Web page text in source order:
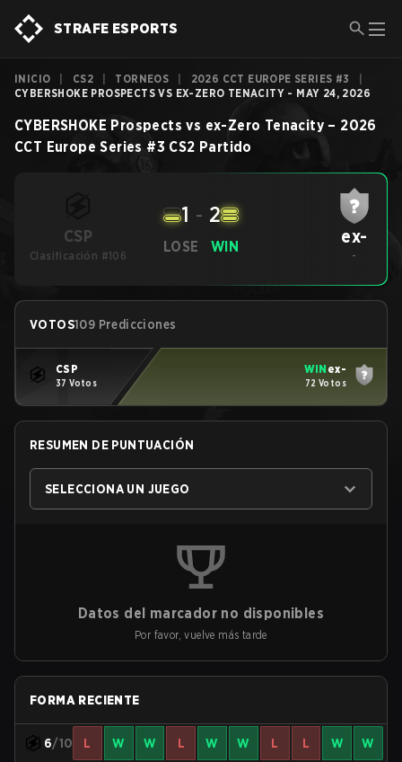
STRAFE ESPORTS
INICIO CS2 TORNEOS 2026 CCT EUROPE SERIES #3
CYBERSHOKE PROSPECTS VS EX-ZERO TENACITY - MAY 24, 2026
CYBERSHOKE Prospects vs ex-Zero Tenacity – 2026
CCT Europe Series #3 CS2 Partido
CSP
Clasificación #106
LOSE
1 - 2
WIN ex-
-
VOTOS109 Predicciones
CSP
37 Votos
WIN ex-
72 Votos
RESUMEN DE PUNTUACIÓN
SELECCIONA UN JUEGO
Datos del marcador no disponibles
Por favor, vuelve más tarde
FORMA RECIENTE
6/10 L W W L W W L L W W